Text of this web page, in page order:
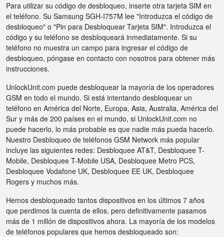
Para utilizar su código de desbloqueo, inserte otra tarjeta SIM en
el teléfono. Su Samsung SGH-I757M lee "Introduzca el código de
desbloqueo" o "Pin para Desbloquear Tarjeta SIM". Introduzca el
código y su teléfono se desbloqueará inmediatamente. Si su
teléfono no muestra un campo para ingresar el código de
desbloqueo, póngase en contacto con nosotros para obtener más
instrucciones.
UnlockUnit.com puede desbloquear la mayoría de los operadores
GSM en todo el mundo. Si está intentando desbloquear un
teléfono en América del Norte, Europa, Asia, Australia, América del
Sur y más de 200 países en el mundo, si UnlockUnit.com no
puede hacerlo, lo más probable es que nadie más pueda hacerlo.
Nuestro Desbloqueo de teléfonos GSM Network más popular
incluye las siguientes redes: Desbloquee AT&T, Desbloquee T-
Mobile, Desbloquee T-Mobile USA, Desbloquee Metro PCS,
Desbloquee Vodafone UK, Desbloquee EE UK, Desbloquee
Rogers y muchos más.
Hemos desbloqueado tantos dispositivos en los últimos 7 años
que perdimos la cuenta de ellos, pero definitivamente pasamos
más de 1 millón de dispositivos ahora. La mayoría de los modelos
de teléfonos populares que hemos desbloqueado son: